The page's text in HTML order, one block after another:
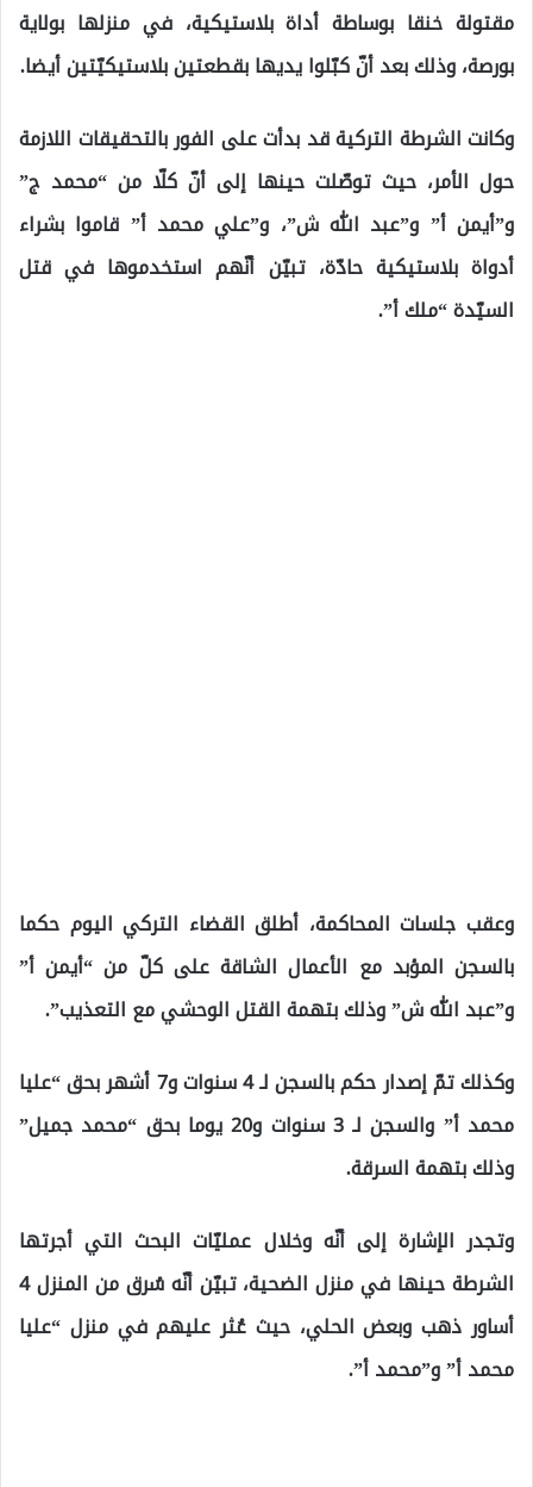
مقتولة خنقا بوساطة أداة بلاستيكية، في منزلها بولاية
بورصة، وذلك بعد أنّ كبّلوا يديها بقطعتين بلاستيكيّتين أيضا.
وكانت الشرطة التركية قد بدأت على الفور بالتحقيقات اللازمة
حول الأمر، حيث توصّلت حينها إلى أنّ كلّا من “محمد ج”
و”أيمن أ” و”عبد الله ش”، و”علي محمد أ” قاموا بشراء
أدواة بلاستيكية حادّة، تبيّن أنّهم استخدموها في قتل
السيّدة “ملك أ”.
وعقب جلسات المحاكمة، أطلق القضاء التركي اليوم حكما
بالسجن المؤبد مع الأعمال الشاقة على كلّ من “أيمن أ”
و”عبد الله ش” وذلك بتهمة القتل الوحشي مع التعذيب”.
وكذلك تمّ إصدار حكم بالسجن لـ 4 سنوات و7 أشهر بحق “عليا
محمد أ” والسجن لـ 3 سنوات و20 يوما بحق “محمد جميل”
وذلك بتهمة السرقة.
وتجدر الإشارة إلى أنّه وخلال عمليّات البحث التي أجرتها
الشرطة حينها في منزل الضحية، تبيّن أنّه سُرق من المنزل 4
أساور ذهب وبعض الحلي، حيث عُثر عليهم في منزل “عليا
محمد أ” و”محمد أ”.